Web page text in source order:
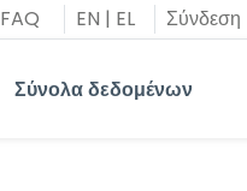
FAQ EN | EL Σύνδεση
Σύνολα δεδομένων